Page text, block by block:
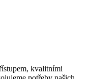
kvalitními